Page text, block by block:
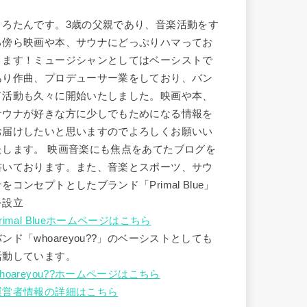
ろたんです。3歳の父親であり、音楽活動をす
傍ら映画や本、サウナにどっぷりハマってお
ます！ミュージシャンとしてはベーシストで
り作曲、プロデューサー業をしており、バン
活動も久々に開始いたしました。映画や本、
ウナが好きな方に少しでもためになる情報を
届けしたいと思いますのでよろしくお願いい
します。 映画音楽にも焦点をあてたブログを
いております。また、音楽とスポーツ、サウ
をコンセプトとしたブランド「Primal Blue」
設立
Blueホームページはこちら
ンド「whoareyou??」のベーシストとしても
しています。
ホームページはこちら
営者情報の詳細はこちら